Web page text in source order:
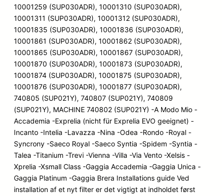
10001259 (SUP030ADR), 10001310 (SUP030ADR),
10001311 (SUP030ADR), 10001312 (SUP030ADR),
10001835 (SUP030ADR), 10001836 (SUP030ADR),
10001861 (SUP030ADR), 10001862 (SUP030ADR),
10001865 (SUP030ADR), 10001867 (SUP030ADR),
10001870 (SUP030ADR), 10001873 (SUP030ADR),
10001874 (SUP030ADR), 10001875 (SUP030ADR),
10001876 (SUP030ADR), 10001877 (SUP030ADR),
740805 (SUP021Y), 740807 (SUP021Y), 740809
(SUP021Y), MACHINE 740802 (SUP021Y) -A Modo Mio -
Accademia -Exprelia (nicht für Exprelia EVO geeignet) -
Incanto -Intelia -Lavazza -Nina -Odea -Rondo -Royal -
Syncrony -Saeco Royal -Saeco Syntia -Spidem -Syntia -
Talea -Titanium -Trevi -Vienna -Villa -Via Vento -Xelsis -
Xprelia -Xsmall Class -Gaggia Accademia -Gaggia Unica -
Gaggia Platinum -Gaggia Brera Installations guide Ved
installation af et nyt filter er det vigtigt at indholdet først